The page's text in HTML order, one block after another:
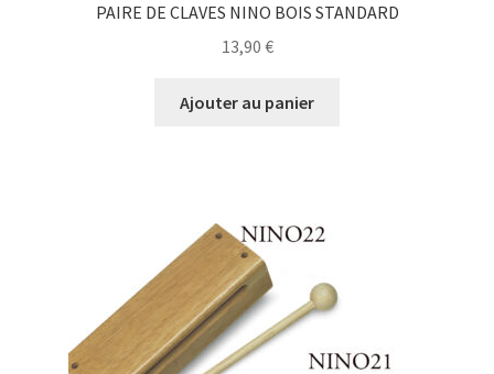
PAIRE DE CLAVES NINO BOIS STANDARD
13,90 €
Ajouter au panier